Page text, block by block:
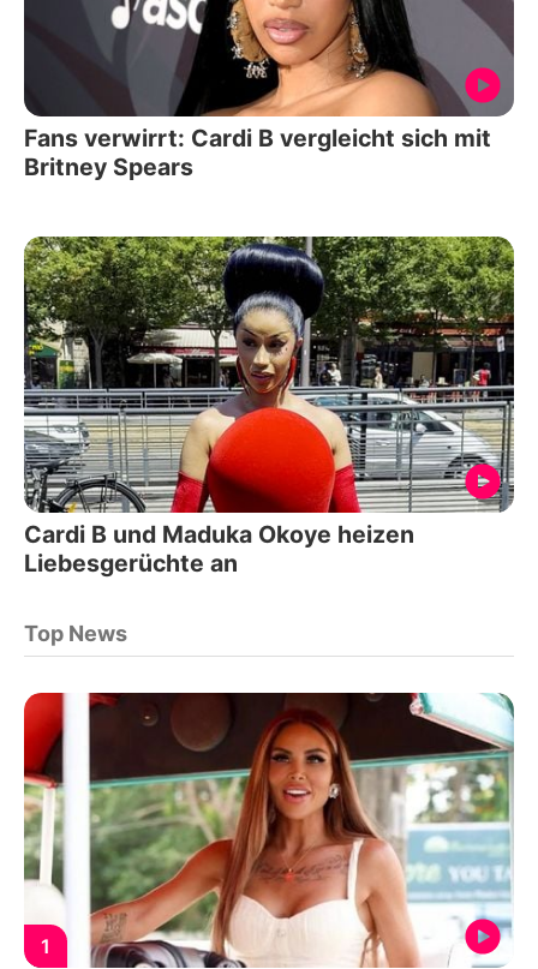
Fans verwirrt: Cardi B vergleicht sich mit
Britney Spears
Cardi B und Maduka Okoye heizen
Liebesgerüchte an
Top News
1